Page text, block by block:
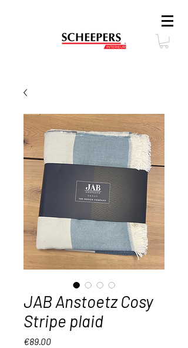
JAB Anstoetz Cosy
Stripe plaid
€89.00Price